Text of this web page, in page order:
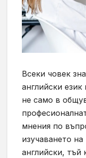
Всеки човек
английски
не само в
мнения по
изучаването
английски, тъй